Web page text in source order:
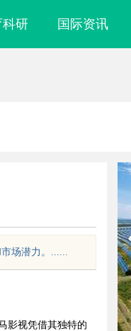
科研 国际资讯
场潜力。......
影视凭借其独特的